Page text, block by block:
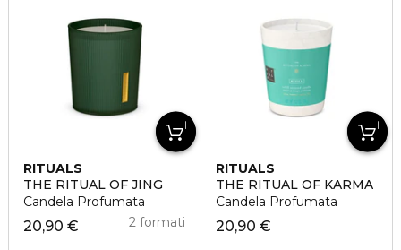
RITUALS
THE RITUAL OF JING
Candela Profumata
20,90 € 2 formati
RITUALS
THE RITUAL OF KARMA
Candela Profumata
20,90 €